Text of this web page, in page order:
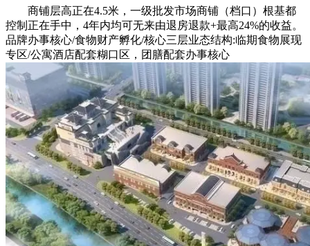
商铺层高正在4.5米，一级批发市场商铺（档口）根基都
控制正在手中，4年内均可无来由退房退款+最高24%的收益。
品牌办事核心/食物财产孵化/核心三层业态结构:临期食物展现
专区/公寓酒店配套糊口区，团膳配套办事核心